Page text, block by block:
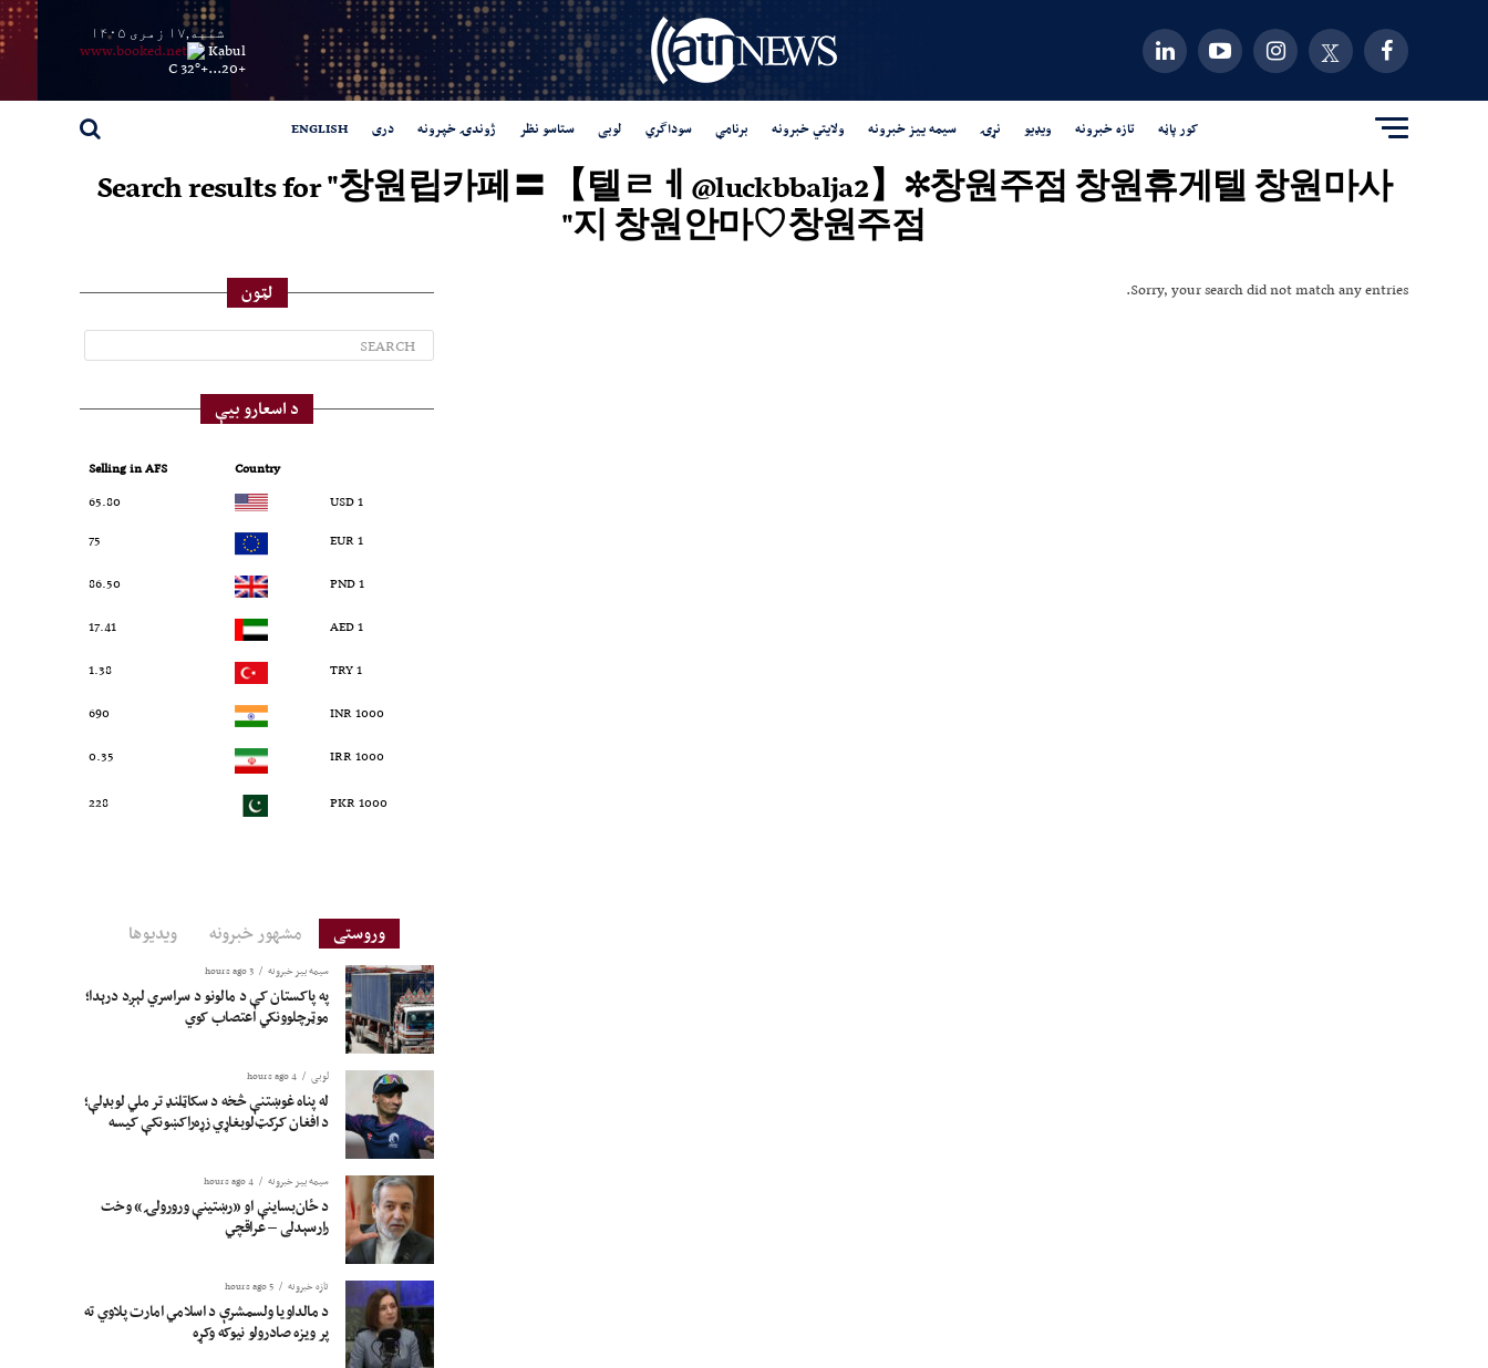
شنبه,۱۷ زمری ۱۴۰۵
Kabul
+
20...
+
32° C
کور پاڼه تازه خبرونه ویډیو نړۍ سیمه ییز خبرونه ولایتي خبرونه برنامې سوداگري لوبی ستاسو نظر ژوندۍ خپرونه دری ENGLISH
Search results for "창원립카페〓 【텔ㄹㅔ@luckbbalja2】✼창원주점 창원휴게텔 창원마사
지 창원안마♡창원주점"
Sorry, your search did not match any entries. لټون
د اسعارو بیې
Country
Selling in AFS
1 USD
65.80
1 EUR
75
1 PND
86.50
1 AED
17.41
1 TRY
1.38
1000 INR
690
1000 IRR
0.35
1000 PKR
228
وروستی مشهور خبرونه ویدیوها
سیمه ییز خبرونه 3 hours ago
په پاکستان کې د مالونو د سراسري لېږد درېدا؛
موټرچلوونکي اعتصاب کوي
لوبی 4 hours ago
له پناه غوښتنې څخه د سکاټلنډ تر ملي لوبډلې؛
د افغان کرکټ‌لوبغاړي زړه‌راکښونکې کیسه
سیمه ییز خبرونه 4 hours ago
د ځان‌بساینې او «رښتینې ورورولۍ» وخت
رارسېدلی – عراقچي
تازه خبرونه 5 hours ago
د مالداویا ولسمشرې د اسلامي امارت پلاوي ته
پر ویزه صادرولو نیوکه وکړه